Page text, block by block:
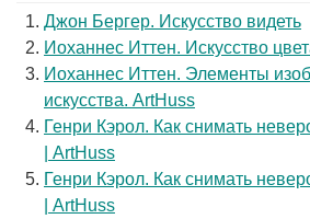
Джон Бергер. Искусство видеть
Иоханнес Иттен. Искусство
Иоханнес Иттен. Элементы
искусства. ArtHuss
Генри Кэрол. Как снимать
| ArtHuss
Генри Кэрол. Как снимать
| ArtHuss